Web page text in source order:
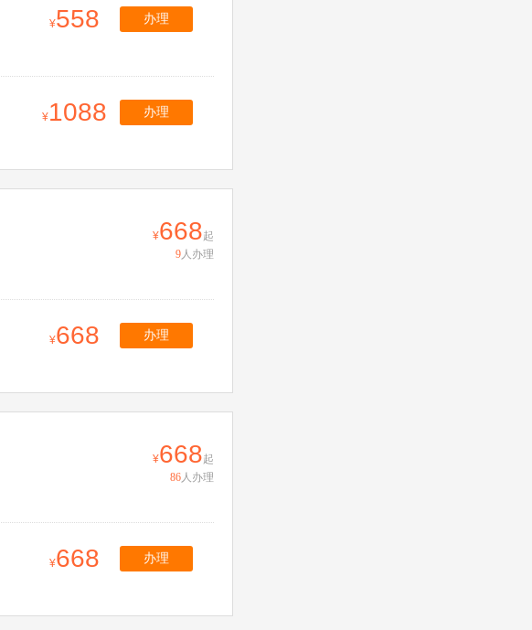
558 办理
1088 办理
668起
9人办理
668 办理
668起
86人办理
668 办理